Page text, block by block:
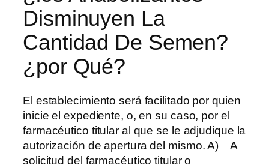
Disminuyen La
Cantidad De Semen?
¿por Qué?
El establecimiento será facilitado por quien
inicie el expediente, o, en su caso, por el
farmacéutico titular al que se le adjudique la
autorización de apertura del mismo. A) A
solicitud del farmacéutico titular o